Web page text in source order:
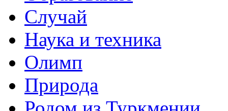
Случай
Наука и техника
Олимп
Природа